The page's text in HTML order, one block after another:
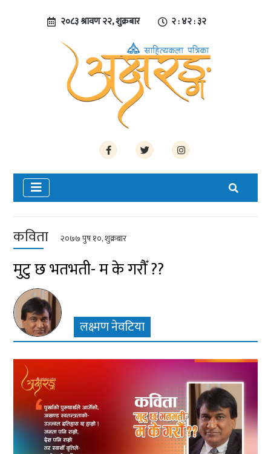
२०८३ श्रावण २२, शुक्रबार २ : ४२ : ३३
कविता २०७७ पुष १०, शुक्रबार
मुटु छ भतभती- म के गरौँ ??
लक्ष्मण नेवटिया